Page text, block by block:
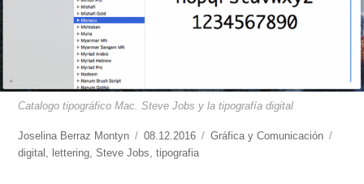
Catalogo tipográfico Mac. Steve Jobs y la tipografía digital
https://www.experimenta.es/author/joselina-
berraz-
Joselina Berraz Montyn
Publicado
el
08.12.2016 Categorías
Gráfica y Comunicación
digital
lettering ,Steve Jobs ,tipografia